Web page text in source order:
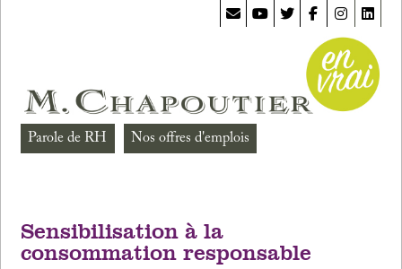
Parole de RH Nos offres d'emplois
Sensibilisation à la
consommation responsable